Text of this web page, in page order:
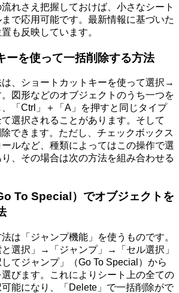
れさえ把握しておけば、小さなシート
で応用可能です。最新情報に基づいた
も反映しています。
ーを使って一括削除する方法
は、ショートカットキーを使って選択→
図形などのオブジェクトのうち一つを
「Ctrl」＋「A」を押すと同じタイプ
選択されることがあります。そして
除できます。ただし、チェックボックス
ルなど、種類によってはこの操作で選
、その場合は次の方法を組み合わせる
To Special）でオブジェクトを
は「ジャンプ機能」を使うものです。
選択」→「ジャンプ」→「セル選択」
てジャンプ」（Go To Special）から
選びます。これによりシート上の全ての
能になり、「Delete」で一括削除がで